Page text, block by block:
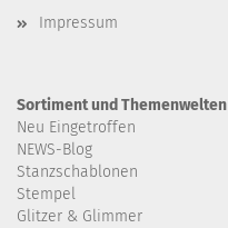
Impressum
Sortiment und Themenwelten
Neu Eingetroffen
NEWS-Blog
Stanzschablonen
Stempel
Glitzer & Glimmer